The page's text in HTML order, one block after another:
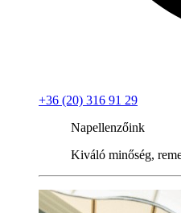
+36 (20) 316 91 29
Napellenzőink
Kiváló minőség,